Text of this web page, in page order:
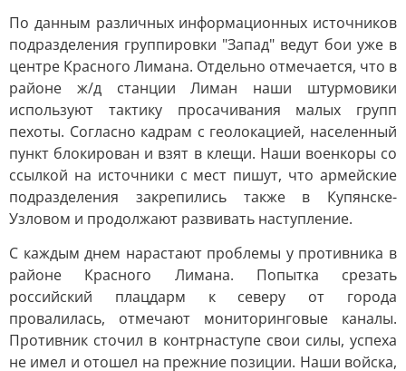
По данным различных информационных источников
подразделения группировки "Запад" ведут бои уже в
центре Красного Лимана. Отдельно отмечается, что в
районе ж/д станции Лиман наши штурмовики
используют тактику просачивания малых групп
пехоты. Согласно кадрам с геолокацией, населенный
пункт блокирован и взят в клещи. Наши военкоры со
ссылкой на источники с мест пишут, что армейские
подразделения закрепились также в Купянске-
Узловом и продолжают развивать наступление.
С каждым днем нарастают проблемы у противника в
районе Красного Лимана. Попытка срезать
российский плацдарм к северу от города
провалилась, отмечают мониторинговые каналы.
Противник сточил в контрнаступе свои силы, успеха
не имел и отошел на прежние позиции. Наши войска,